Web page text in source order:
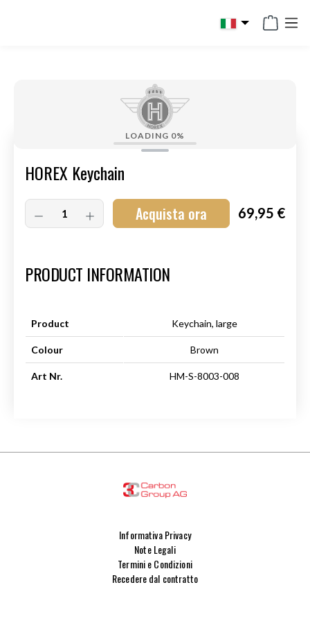
LOADING 0%
HOREX Keychain
Acquista ora 69,95 €
PRODUCT INFORMATION
Product Keychain, large
Colour Brown
Art Nr. HM-S-8003-008
Informativa Privacy
Note Legali
Termini e Condizioni
Recedere dal contratto